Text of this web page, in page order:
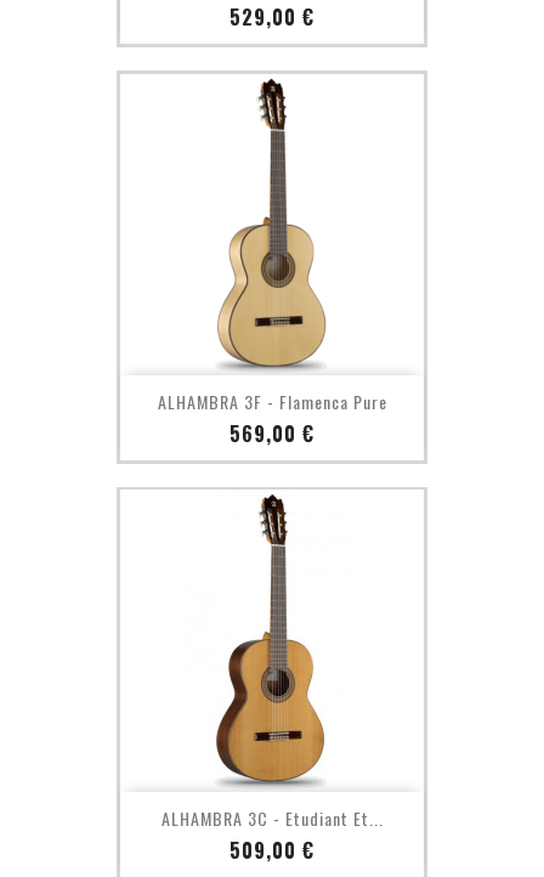
Prix
529,00 €
ALHAMBRA 3F - Flamenca Pure
Prix
569,00 €
ALHAMBRA 3C - Etudiant Et...
Prix
509,00 €